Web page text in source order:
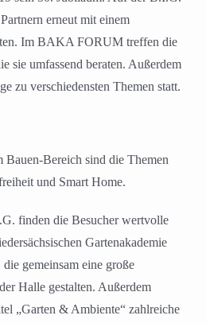
erneut mit einem
Im BAKA FORUM treffen die
sie umfassend beraten. Außerdem
zu verschiedensten Themen statt.
Bauen-Bereich sind die Themen
und Smart Home.
finden die Besucher wertvolle
Gartenakademie
gemeinsam eine große
Halle gestalten. Außerdem
„Garten & Ambiente“ zahlreiche